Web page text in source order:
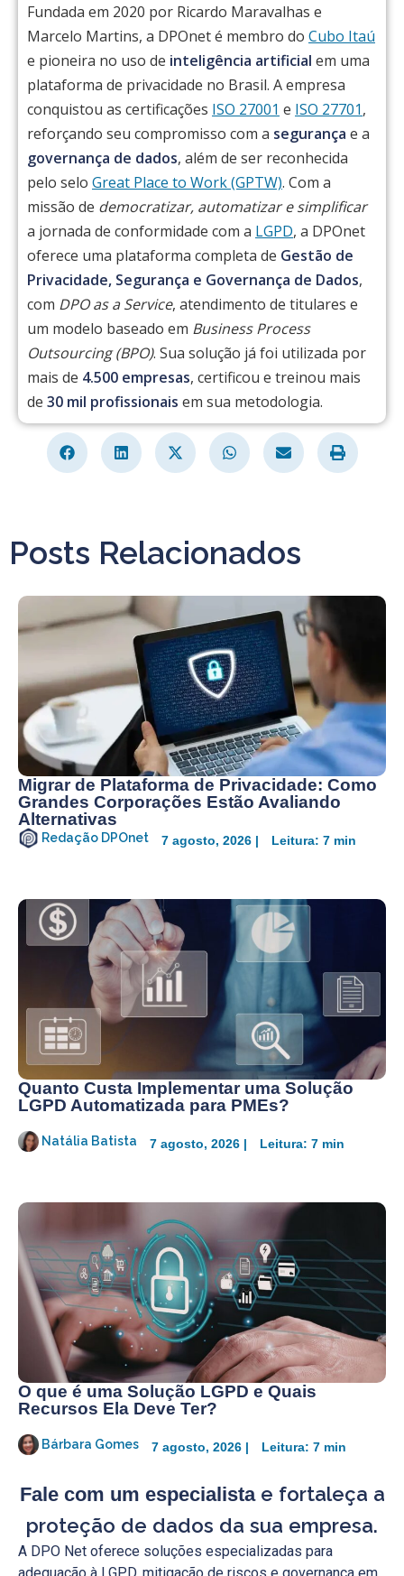
Fundada em 2020 por Ricardo Maravalhas e
Marcelo Martins, a DPOnet é membro do Cubo Itaú
e pioneira no uso de inteligência artificial em uma
plataforma de privacidade no Brasil. A empresa
conquistou as certificações ISO 27001 e ISO 27701,
reforçando seu compromisso com a segurança e a
governança de dados, além de ser reconhecida
pelo selo Great Place to Work (GPTW). Com a
missão de democratizar, automatizar e simplificar
a jornada de conformidade com a LGPD, a DPOnet
oferece uma plataforma completa de Gestão de
Privacidade, Segurança e Governança de Dados,
com DPO as a Service, atendimento de titulares e
um modelo baseado em Business Process
Outsourcing (BPO). Sua solução já foi utilizada por
mais de 4.500 empresas, certificou e treinou mais
de 30 mil profissionais em sua metodologia.
Posts Relacionados
Migrar de Plataforma de Privacidade: Como
Grandes Corporações Estão Avaliando
Alternativas
Redação DPOnet 7 agosto, 2026 | Leitura: 7 min
Quanto Custa Implementar uma Solução
LGPD Automatizada para PMEs?
Natália Batista 7 agosto, 2026 | Leitura: 7 min
O que é uma Solução LGPD e Quais
Recursos Ela Deve Ter?
Bárbara Gomes 7 agosto, 2026 | Leitura: 7 min
Fale com um especialistae fortaleça a
proteção de dados da sua empresa.
A DPO Net oferece soluções especializadas para